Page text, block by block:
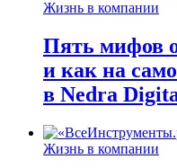
Жизнь в компании
Пять мифов
и как на
в Nedra
Жизнь в компании